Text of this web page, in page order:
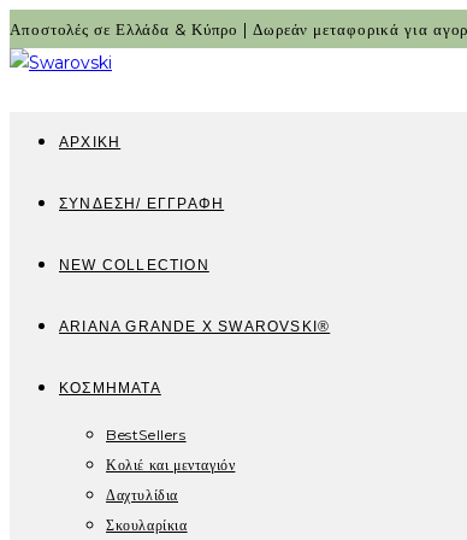
Skip
to
Αποστολές σε Ελλάδα & Κύπρο | Δωρεάν μεταφορικά για
ΑΡΧΙΚΉ
ΣΎΝΔΕΣΗ/ ΕΓΓΡΑΦΉ
NEW COLLECTION
ARIANA GRANDE X SWAROVSKI®
ΚΟΣΜΉΜΑΤΑ
BestSellers
Κολιέ και μενταγιόν
Δαχτυλίδια
Σκουλαρίκια